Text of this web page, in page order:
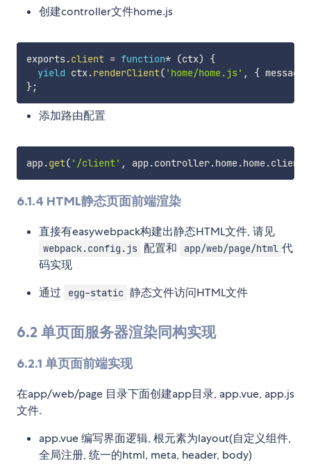
创建controller文件home.js
exports.client = function* (ctx)
{
yield ctx.renderClient( 'home/home.js' , { message
};
添加路由配置
app.get( '/client' , app.controller.home.home.client
6.1.4 HTML静态页面前端渲染
直接有easywebpack构建出静态HTML文件, 请见
webpack.config.js 配置和 app/web/page/html 代
码实现
通过
egg-static 静态文件访问HTML文件
6.2 单页面服务器渲染同构实现
6.2.1 单页面前端实现
在app/web/page 目录下面创建app目录, app.vue, app.js
文件.
app.vue 编写界面逻辑, 根元素为layout(自定义组件,
全局注册, 统一的html, meta, header, body)